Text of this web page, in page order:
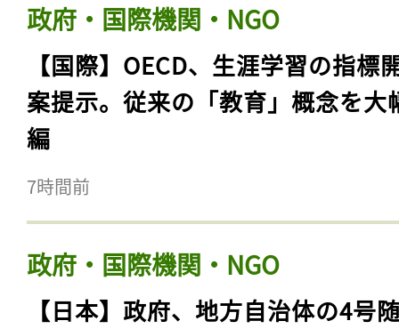
政府・国際機関・NGO
【国際】OECD、生涯学習の指標
案提示。従来の「教育」概念を大
編
7時間前
政府・国際機関・NGO
【日本】政府、地方自治体の4号